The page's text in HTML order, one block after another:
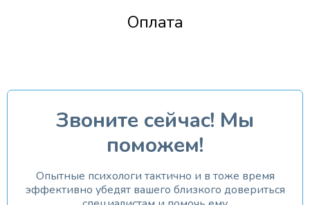
Звоните сейчас! Мы
поможем!
Опытные психологи тактично и в тоже время
эффективно убедят вашего близкого довериться
Оплата